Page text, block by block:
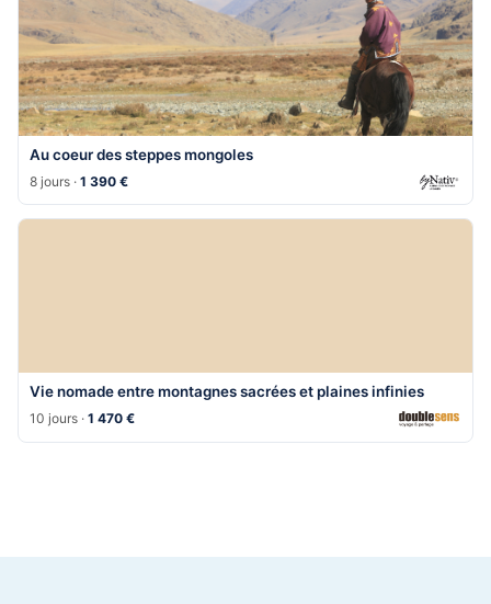
Au coeur des steppes mongoles
8 jours ·1 390 €
Vie nomade entre montagnes sacrées et plaines infinies
10 jours ·1 470 €